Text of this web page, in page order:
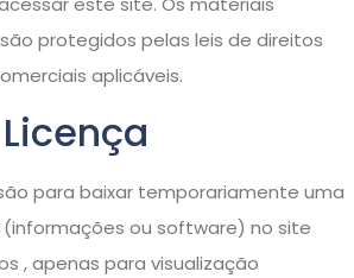
protegidos pelas leis de direitos
aplicáveis.
para baixar temporariamente uma
ou software) no site
, apenas para visualização